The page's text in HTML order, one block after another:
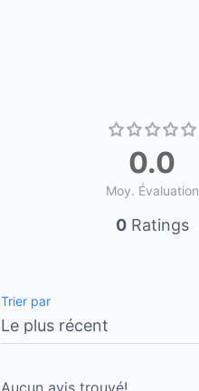
0.0
Moy. Évaluation
0Ratings
Trier par
Aucun avis trouvé!